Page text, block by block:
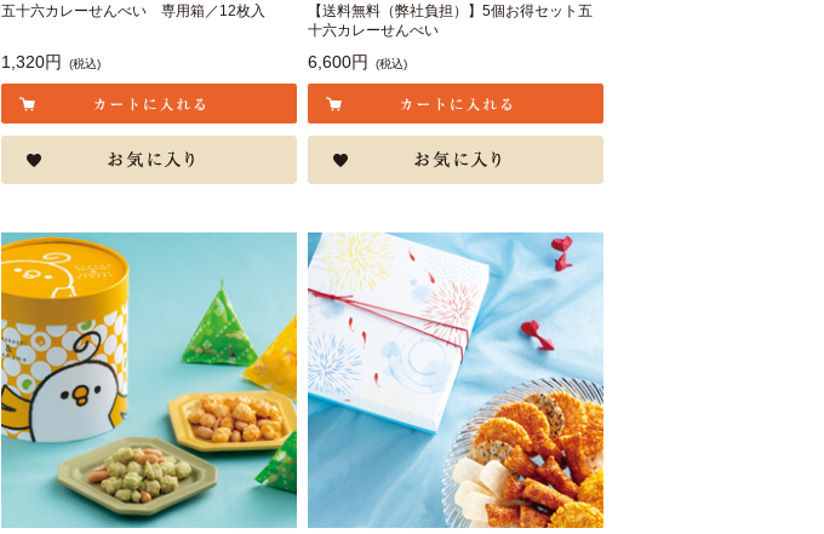
五十六カレーせんべい 専用箱／12枚入
1,320円 (税込)
【送料無料（弊社負担）】5個お得セット五
十六カレーせんべい
6,600円 (税込)